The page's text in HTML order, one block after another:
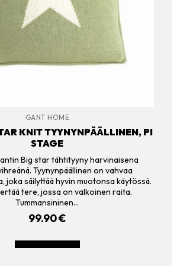
GANT HOME
KNIT TYYNYNPÄÄLLINEN, PI
STAGE
Big star tähtityyny harvinaisena
Tyynynpäällinen on vahvaa
joka säilyttää hyvin muotonsa käytössä.
tere, jossa on valkoinen raita.
Tummansininen…
99.90€